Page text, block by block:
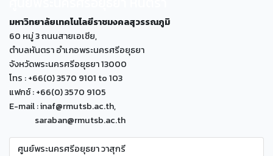
มหาวิทยาลัยเทคโนโลยีราชมงคลสุวรรณภูมิ
60 หมู่ 3 ถนนสายเอเซีย,
ตำบลหันตรา อำเภอพระนครศรีอยุธยา
จังหวัดพระนครศรีอยุธยา 13000
โทร : +66(0) 3570 9101 to 103
แฟกซ์ : +66(0) 3570 9105
E-mail : inaf@rmutsb.ac.th,
saraban@rmutsb.ac.th
ศูนย์พระนครศรีอยุธยา วาสุกรี